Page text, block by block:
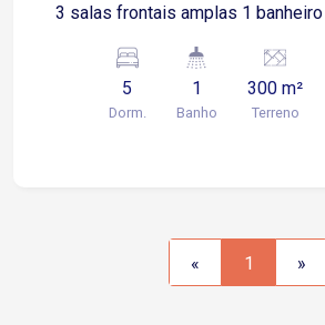
3 salas frontais amplas 1
Varanda Lavanderia Sem garagem Localização
privilegiada: Situada na Avenida
principais vias da cidade, com
5
Dorm.
1
Banho
300 m²
Terreno
« 1 »